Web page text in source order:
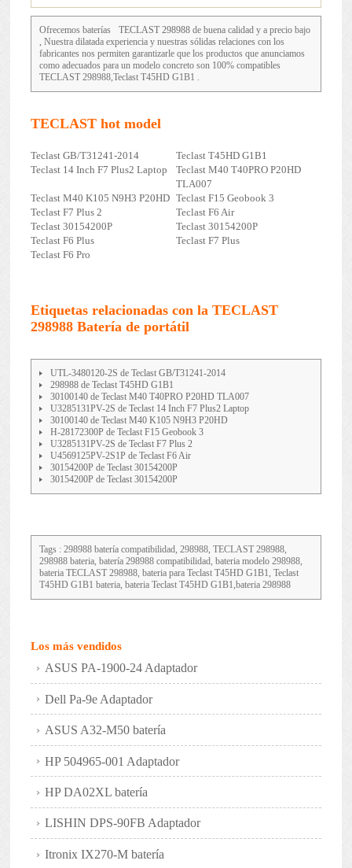
Ofrecemos baterías TECLAST 298988de buena calidad y a precio bajo
, Nuestra dilatada experiencia y nuestras sólidas relaciones con los
fabricantes nos permiten garantizarle que los productos que anunciamos
como adecuados para un modelo concreto son 100% compatibles
TECLAST 298988,Teclast T45HD G1B1 .
TECLAST hot model
Teclast GB/T31241-2014
Teclast T45HD G1B1
Teclast 14 Inch F7 Plus2 Laptop
Teclast M40 T40PRO P20HD
TLA007
Teclast M40 K105 N9H3 P20HD Teclast F15 Geobook 3
Teclast F7 Plus 2
Teclast F6 Air
Teclast 30154200P
Teclast 30154200P
Teclast F6 Plus
Teclast F7 Plus
Teclast F6 Pro
Etiquetas relacionadas con la TECLAST
298988 Batería de portátil
UTL-3480120-2S de Teclast GB/T31241-2014
298988 de Teclast T45HD G1B1
30100140 de Teclast M40 T40PRO P20HD TLA007
U3285131PV-2S de Teclast 14 Inch F7 Plus2 Laptop
30100140 de Teclast M40 K105 N9H3 P20HD
H-28172300P de Teclast F15 Geobook 3
U3285131PV-2S de Teclast F7 Plus 2
U4569125PV-2S1P de Teclast F6 Air
30154200P de Teclast 30154200P
30154200P de Teclast 30154200P
Tags : 298988 batería compatibilidad, 298988, TECLAST 298988,
298988 bateria, batería 298988 compatibilidad, bateria modelo 298988,
bateria TECLAST 298988, bateria para Teclast T45HD G1B1, Teclast
T45HD G1B1 bateria, bateria Teclast T45HD G1B1,bateria 298988
Los más vendidos
ASUS PA-1900-24 Adaptador
Dell Pa-9e Adaptador
ASUS A32-M50 batería
HP 504965-001 Adaptador
HP DA02XL batería
LISHIN DPS-90FB Adaptador
Itronix IX270-M batería